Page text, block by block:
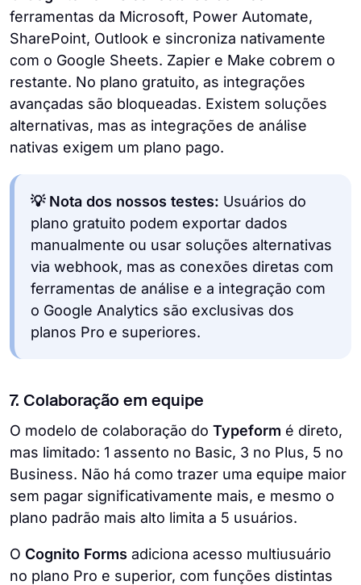
ferramentas da Microsoft, Power Automate,
SharePoint, Outlook e sincroniza nativamente
com o Google Sheets. Zapier e Make cobrem o
restante. No plano gratuito, as integrações
avançadas são bloqueadas. Existem soluções
alternativas, mas as integrações de análise
nativas exigem um plano pago.
💡 Nota dos nossos testes: Usuários do
plano gratuito podem exportar dados
manualmente ou usar soluções alternativas
via webhook, mas as conexões diretas com
ferramentas de análise e a integração com
o Google Analytics são exclusivas dos
planos Pro e superiores.
7. Colaboração em equipe
O modelo de colaboração do Typeform é direto,
mas limitado: 1 assento no Basic, 3 no Plus, 5 no
Business. Não há como trazer uma equipe maior
sem pagar significativamente mais, e mesmo o
plano padrão mais alto limita a 5 usuários.
O Cognito Forms adiciona acesso multiusuário
no plano Pro e superior, com funções distintas